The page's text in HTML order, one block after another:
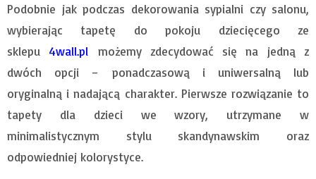
Podobnie jak podczas dekorowania sypialni czy salonu,
wybierając tapetę do pokoju dziecięcego ze
sklepu4wall.pl możemy zdecydować się na jedną z
dwóch opcji – ponadczasową i uniwersalną lub
oryginalną i nadającą charakter. Pierwsze rozwiązanie to
tapety dla dzieci we wzory, utrzymane w
minimalistycznym stylu skandynawskim oraz
odpowiedniej kolorystyce.